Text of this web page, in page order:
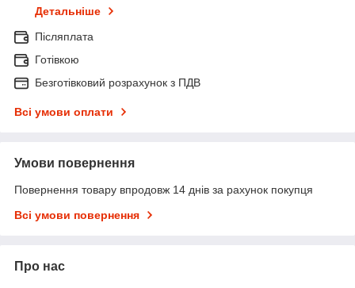
Детальніше
Післяплата
Готівкою
Безготівковий розрахунок з ПДВ
Всі умови оплати
Умови повернення
Повернення товару впродовж 14 днів за рахунок покупця
Всі умови повернення
Про нас